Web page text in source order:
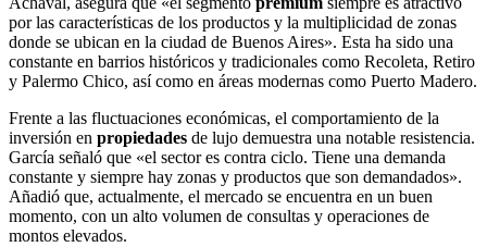
por las características de los productos y la multiplicidad de zonas
donde se ubican en la ciudad de Buenos Aires». Esta ha sido una
constante en barrios históricos y tradicionales como Recoleta, Retiro
y Palermo Chico, así como en áreas modernas como Puerto Madero.
Frente a las fluctuaciones económicas, el comportamiento de la
inversión en propiedades de lujo demuestra una notable resistencia.
García señaló que «el sector es contra ciclo. Tiene una demanda
constante y siempre hay zonas y productos que son demandados».
Añadió que, actualmente, el mercado se encuentra en un buen
momento, con un alto volumen de consultas y operaciones de
montos elevados.